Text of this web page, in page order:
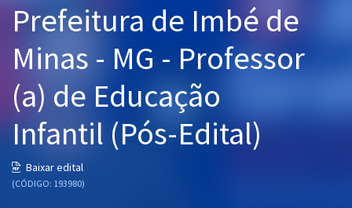
Cursos 20% OFF
Pós
Graduação
OAB
Prefeitura de Imbé de
Minas - MG - Professor
(a) de Educação
Infantil (Pós-Edital)
Baixar edital
(CÓDIGO: 193980)